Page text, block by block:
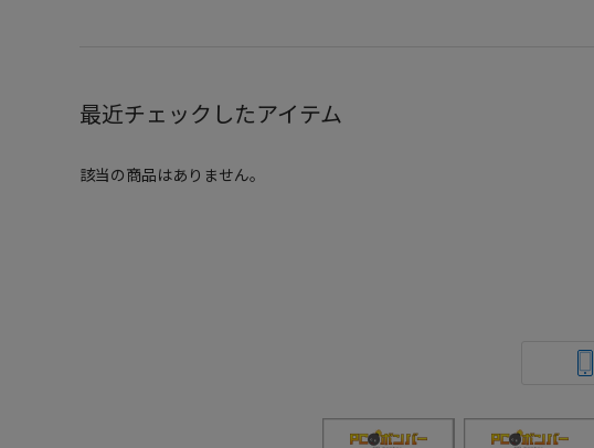
最近チェックしたアイテム
該当の商品はありません。